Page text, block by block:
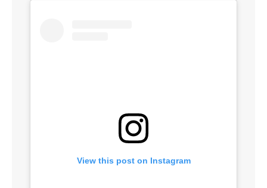
View this post on Instagram